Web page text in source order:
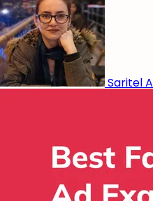
Saritel